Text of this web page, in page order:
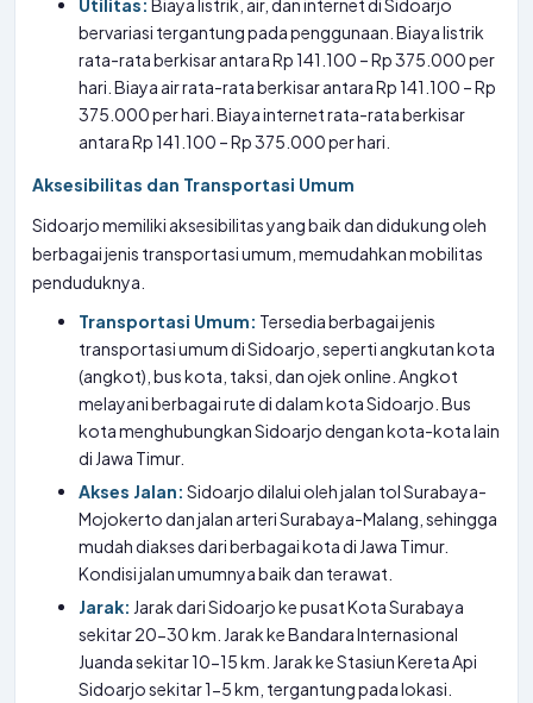
Utilitas: Biaya listrik, air, dan internet di Sidoarjo
bervariasi tergantung pada penggunaan. Biaya listrik
rata-rata berkisar antara Rp 141.100 – Rp 375.000 per
hari. Biaya air rata-rata berkisar antara Rp 141.100 – Rp
375.000 per hari. Biaya internet rata-rata berkisar
antara Rp 141.100 – Rp 375.000 per hari.
Aksesibilitas dan Transportasi Umum
Sidoarjo memiliki aksesibilitas yang baik dan didukung oleh
berbagai jenis transportasi umum, memudahkan mobilitas
penduduknya.
Transportasi Umum: Tersedia berbagai jenis
transportasi umum di Sidoarjo, seperti angkutan kota
(angkot), bus kota, taksi, dan ojek online. Angkot
melayani berbagai rute di dalam kota Sidoarjo. Bus
kota menghubungkan Sidoarjo dengan kota-kota lain
di Jawa Timur.
Akses Jalan: Sidoarjo dilalui oleh jalan tol Surabaya-
Mojokerto dan jalan arteri Surabaya-Malang, sehingga
mudah diakses dari berbagai kota di Jawa Timur.
Kondisi jalan umumnya baik dan terawat.
Jarak: Jarak dari Sidoarjo ke pusat Kota Surabaya
sekitar 20-30 km. Jarak ke Bandara Internasional
Juanda sekitar 10-15 km. Jarak ke Stasiun Kereta Api
Sidoarjo sekitar 1-5 km, tergantung pada lokasi.